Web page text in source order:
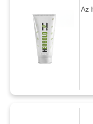
Az